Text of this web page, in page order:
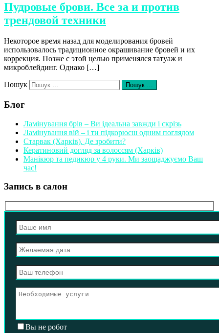
Пудровые брови. Все за и против
трендовой техники
Некоторое время назад для моделирования бровей
использовалось традиционное окрашивание бровей и их
коррекция. Позже с этой целью применялся татуаж и
микроблейдинг. Однако […]
Пошук Пошук …
Блог
Ламінування брів – Ви ідеальна завжди і скрізь
Ламінування вій – і ти підкорюєш одним поглядом
Старвак (Харків). Де зробити?
Кератиновий догляд за волоссям (Харків)
Манікюр та педикюр у 4 руки. Ми заощаджуємо Ваш
час!
Запись в салон
Вы не робот